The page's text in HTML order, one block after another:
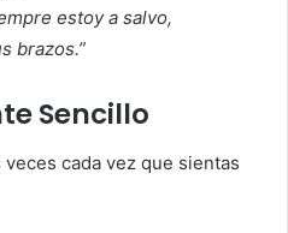
estoy a salvo,
brazos.”
Sencillo
cada vez que sientas